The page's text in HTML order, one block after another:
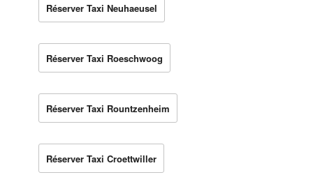
Réserver Taxi Neuhaeusel
Réserver Taxi Roeschwoog
Réserver Taxi Rountzenheim
Réserver Taxi Croettwiller